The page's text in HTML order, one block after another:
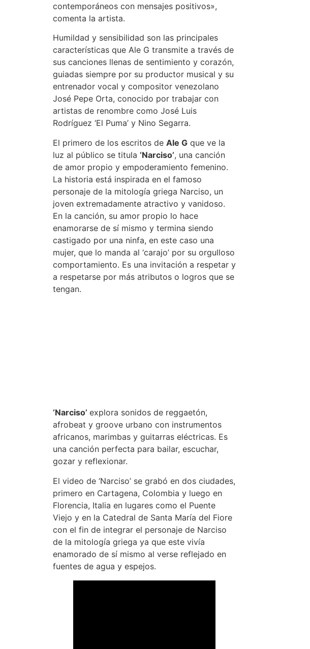
contemporáneos con mensajes positivos»,
comenta la artista.
Humildad y sensibilidad son las principales
características que Ale G transmite a través de
sus canciones llenas de sentimiento y corazón,
guiadas siempre por su productor musical y su
entrenador vocal y compositor venezolano
José Pepe Orta, conocido por trabajar con
artistas de renombre como José Luis
Rodríguez ‘El Puma’ y Nino Segarra.
El primero de los escritos de Ale Gque ve la
luz al público se titula ‘Narciso’, una canción
de amor propio y empoderamiento femenino.
La historia está inspirada en el famoso
personaje de la mitología griega Narciso, un
joven extremadamente atractivo y vanidoso.
En la canción, su amor propio lo hace
enamorarse de sí mismo y termina siendo
castigado por una ninfa, en este caso una
mujer, que lo manda al ‘carajo’ por su orgulloso
comportamiento. Es una invitación a respetar y
a respetarse por más atributos o logros que se
tengan.
‘Narciso’ explora sonidos de reggaetón,
afrobeat y groove urbano con instrumentos
africanos, marimbas y guitarras eléctricas. Es
una canción perfecta para bailar, escuchar,
gozar y reflexionar.
El video de ‘Narciso’ se grabó en dos ciudades,
primero en Cartagena, Colombia y luego en
Florencia, Italia en lugares como el Puente
Viejo y en la Catedral de Santa María del Fiore
con el fin de integrar el personaje de Narciso
de la mitología griega ya que este vivía
enamorado de sí mismo al verse reflejado en
fuentes de agua y espejos.